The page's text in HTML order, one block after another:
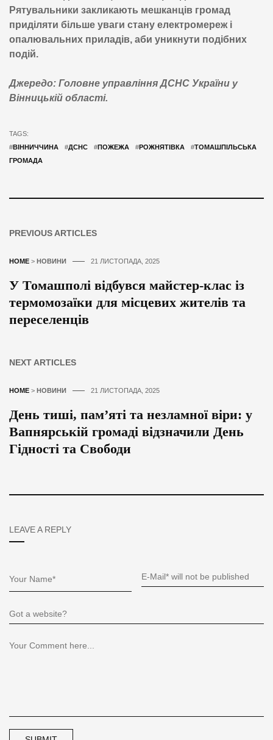
Рятувальники закликають мешканців громад
приділяти більше уваги стану електромереж і
опалювальних приладів, аби уникнути подібних
подій.
Джередо: Головне управління ДСНС України у
Вінницькій області.
TAGS:
#ВІННИЧЧИНА #ДСНС #ПОЖЕЖА #РОЖНЯТІВКА #ТОМАШПІЛЬСЬКА
ГРОМАДА
PREVIOUS ARTICLES
HOME > НОВИНИ 21 ЛИСТОПАДА, 2025
У Томашполі відбувся майстер-клас із
термомозаїки для місцевих жителів та
переселенців
NEXT ARTICLES
HOME > НОВИНИ 21 ЛИСТОПАДА, 2025
День тиші, пам’яті та незламної віри: у
Вапнярській громаді відзначили День
Гідності та Свободи
LEAVE A REPLY